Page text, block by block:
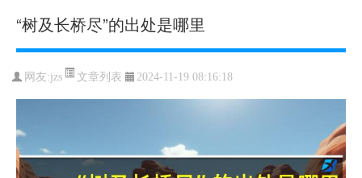
“树及长桥尽”的出处是哪里
网友:jzs 文章列表 2024-11-19 08:16:18